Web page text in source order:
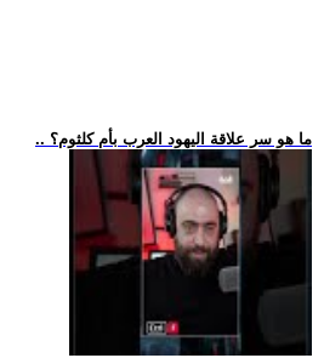
.. ما هو سر علاقة اليهود العرب بأم كلثوم؟